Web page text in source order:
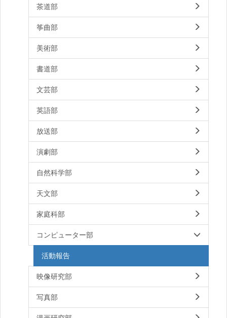
茶道部
筝曲部
美術部
書道部
文芸部
英語部
放送部
演劇部
自然科学部
天文部
家庭科部
コンピューター部
活動報告
映像研究部
写真部